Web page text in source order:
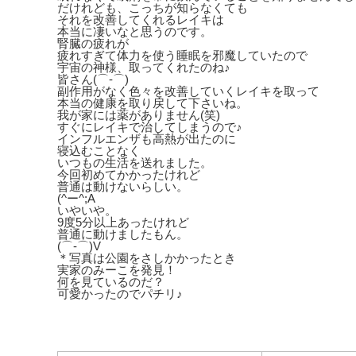
だけれども、こっちが知らなくても
それを改善してくれるレイキは
本当に凄いなと思うのです。
腎臓の疲れが
疲れすぎて体力を使う睡眠を邪魔していたので
宇宙の神様、取ってくれたのね♪
皆さん(⌒‐⌒)
副作用がなく色々を改善していくレイキを取って
本当の健康を取り戻して下さいね。
我が家には薬がありません(笑)
すぐにレイキで治してしまうので♪
インフルエンザも高熱が出たのに
寝込むことなく
いつもの生活を送れました。
今回初めてかかったけれど
普通は動けないらしい。
(^ー^;A
いやいや。
9度5分以上あったけれど
普通に動けましたもん。
(⌒‐⌒)V
＊写真は公園をさしかかったとき
実家のみーこを発見！
何を見ているのだ？
可愛かったのでパチリ♪